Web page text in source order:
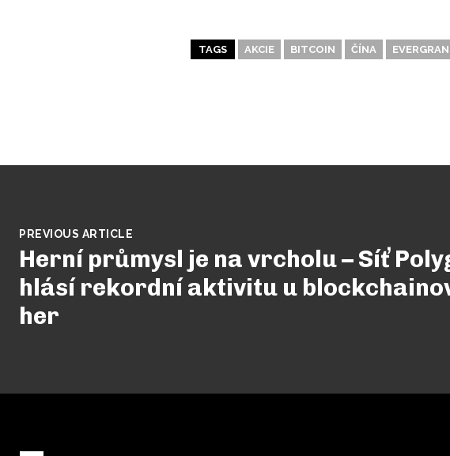
TAGS AKCIE BITCOIN ČÍNA
PREVIOUS ARTICLE
Herní průmysl je na vrcholu – Síť
hlásí rekordní aktivitu u
her